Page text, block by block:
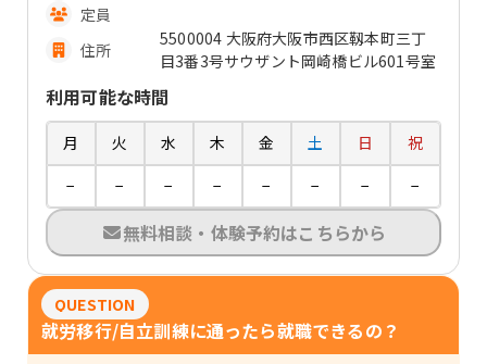
定員
住所
5500004 大阪府大阪市西区靱本町三丁
目3番3号サウザント岡崎橋ビル601号室
利用可能な時間
月 火 水 木 金 土 日
祝
−
− − − − − − −
無料相談・体験予約はこちらから
QUESTION
就労移行/自立訓練に通ったら就職できるの？